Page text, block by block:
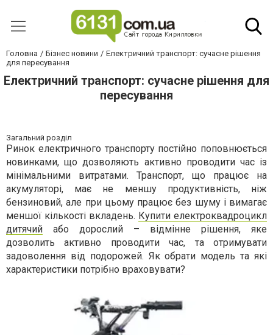
Головна Бізнес новини
Електричний транспорт: сучасне рішення
для пересування
Електричний транспорт: сучасне рішення для
пересування
Загальний розділ
Ринок електричного транспорту постійно поповнюється
новинками, що дозволяють активно проводити час із
мінімальними витратами. Транспорт, що працює на
акумуляторі, має не меншу продуктивність, ніж
бензиновий, але при цьому працює без шуму і вимагає
меншої кількості вкладень. Купити електроквадроцикл
дитячий або дорослий – відмінне рішення, яке
дозволить активно проводити час, та отримувати
задоволення від подорожей. Як обрати модель та які
характеристики потрібно враховувати?